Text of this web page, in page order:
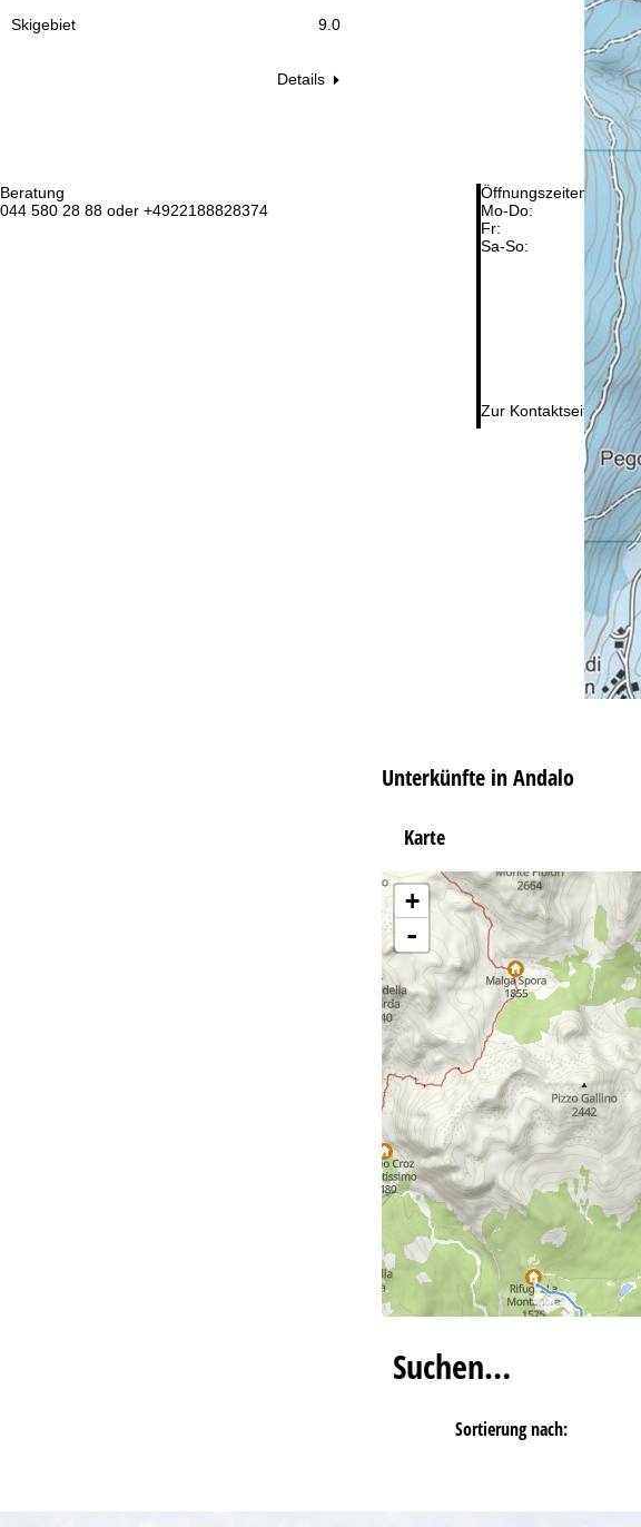
Beratung
044 580 28 88 oder +4922188828374
Öffnungszeiten
Mo-Do:
Fr:
Sa-So:
Zur Kontaktseite
Skigebiet 9.0
Details
Unterkünfte in Andalo
Karte
+
-
Suchen…
Sortierung nach: